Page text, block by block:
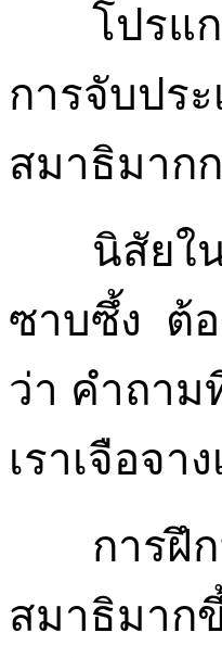
โปรแกร
การจับปร
สมาธิมาก
นิสัยในก
ซาบซึ้ง ต้อ
ว่า คำถาม
เราเจือจ
การฝึกฟั
สมาธิมาก